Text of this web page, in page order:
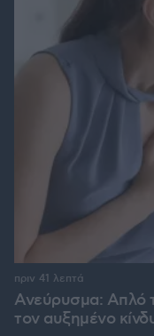
Ανεύρυσμα: Απλό
τον αυξημένο
πριν 41 λεπτά